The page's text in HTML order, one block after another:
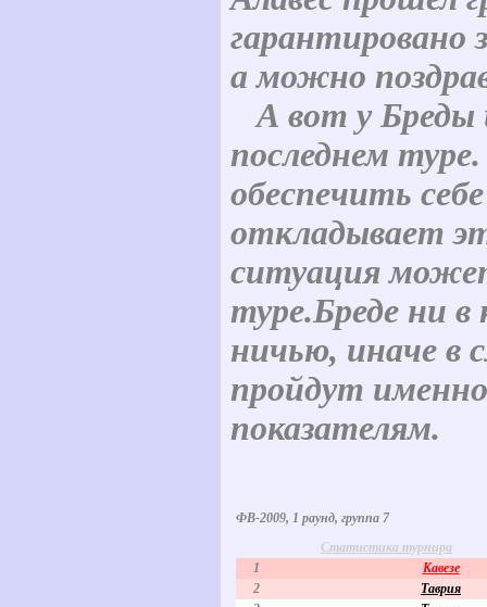
гарантировано
а можно
А вот у Бреды
последнем
обеспечить
откладывает
ситуация
туре.Бреде ни в
ничью, иначе в
пройдут
показателям.
ФВ-2009, 1 раунд, группа 7
Статистика турнира
1
Кавезе
2
Таврия